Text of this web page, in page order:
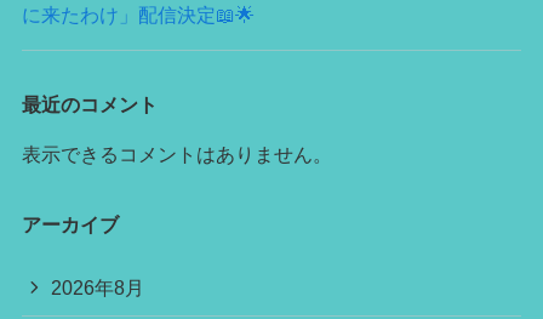
に来たわけ」配信決定📖🌟
最近のコメント
表示できるコメントはありません。
アーカイブ
2026年8月